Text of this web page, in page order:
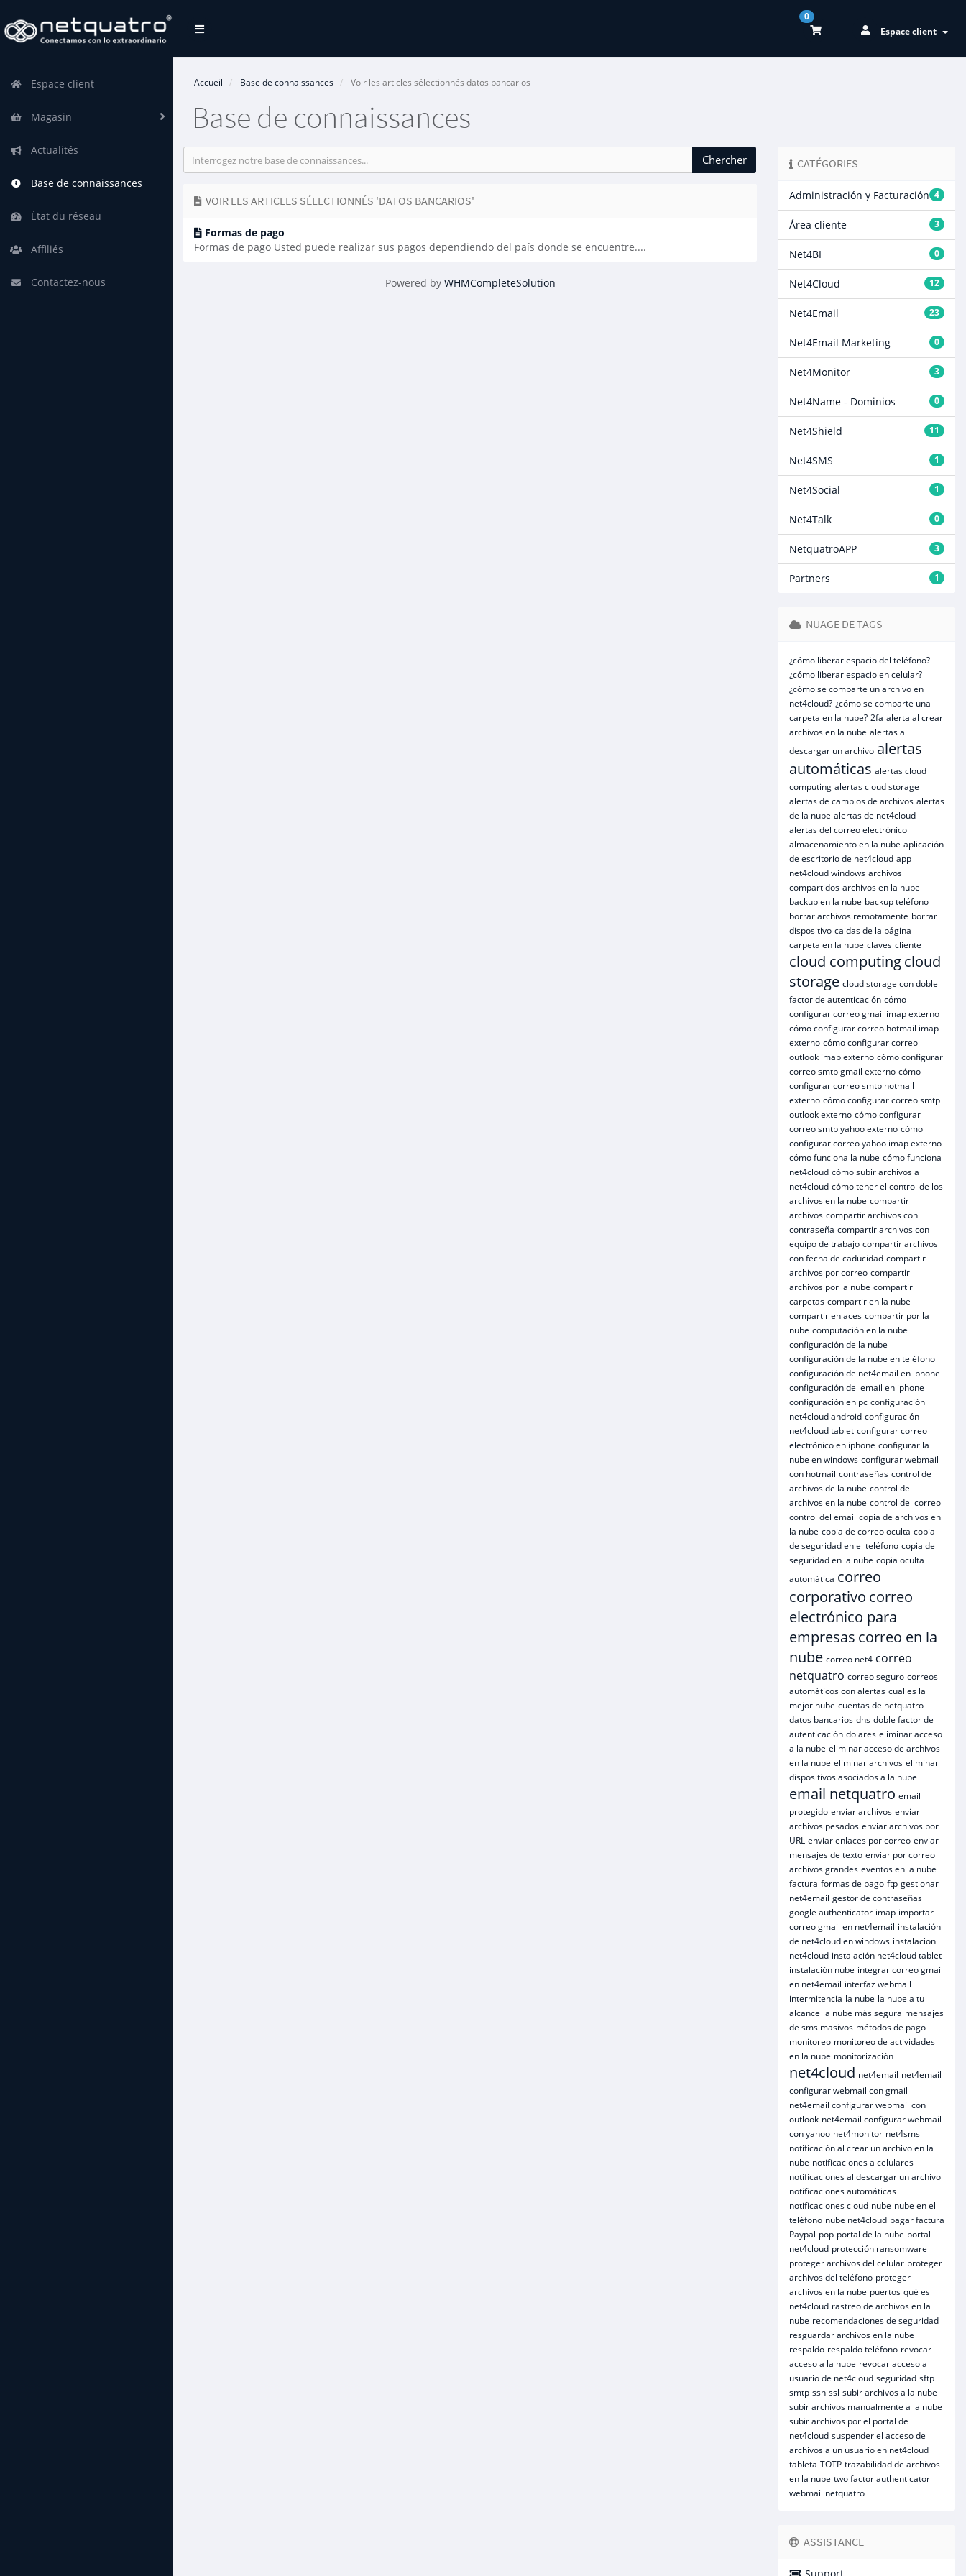
Basculer
navigation
0
Espace client
Espace client
Magasin
Actualités
Base de connaissances
État du réseau
Affiliés
Contactez-nous
Accueil Base de connaissances Voir les articles sélectionnés datos bancarios
Base de connaissances
CATÉGORIES
4
Administración y Facturación
3
Área cliente
0
Net4BI
12
Net4Cloud
23
Net4Email
0
Net4Email Marketing
3
Net4Monitor
0
Net4Name - Dominios
11
Net4Shield
1
Net4SMS
1
Net4Social
0
Net4Talk
3
NetquatroAPP
1
Partners
VOIR LES ARTICLES SÉLECTIONNÉS 'DATOS BANCARIOS'
Formas de pago
Formas de pago Usted puede realizar sus pagos dependiendo del país donde se encuentre....
Powered by WHMCompleteSolution
NUAGE DE TAGS
¿cómo liberar espacio del teléfono?
¿cómo liberar espacio en celular?
¿cómo se comparte un archivo en
net4cloud? ¿cómo se comparte una
carpeta en la nube? 2fa alerta al crear
archivos en la nube alertas al
descargar un archivo alertas
automáticas alertas cloud
computing alertas cloud storage
alertas de cambios de archivos alertas
de la nube alertas de net4cloud
alertas del correo electrónico
almacenamiento en la nube aplicación
de escritorio de net4cloud app
net4cloud windows archivos
compartidos archivos en la nube
backup en la nube backup teléfono
borrar archivos remotamente borrar
dispositivo caidas de la página
carpeta en la nube claves cliente
cloud computingcloud
storage cloud storage con doble
factor de autenticación cómo
configurar correo gmail imap externo
cómo configurar correo hotmail imap
externo cómo configurar correo
outlook imap externo cómo configurar
correo smtp gmail externo cómo
configurar correo smtp hotmail
externo cómo configurar correo smtp
outlook externo cómo configurar
correo smtp yahoo externo cómo
configurar correo yahoo imap externo
cómo funciona la nube cómo funciona
net4cloud cómo subir archivos a
net4cloud cómo tener el control de los
archivos en la nube compartir
archivos compartir archivos con
contraseña compartir archivos con
equipo de trabajo compartir archivos
con fecha de caducidad compartir
archivos por correo compartir
archivos por la nube compartir
carpetas compartir en la nube
compartir enlaces compartir por la
nube computación en la nube
configuración de la nube
configuración de la nube en teléfono
configuración de net4email en iphone
configuración del email en iphone
configuración en pc configuración
net4cloud android configuración
net4cloud tablet configurar correo
electrónico en iphone configurar la
nube en windows configurar webmail
con hotmail contraseñas control de
archivos de la nube control de
archivos en la nube control del correo
control del email copia de archivos en
la nube copia de correo oculta copia
de seguridad en el teléfono copia de
seguridad en la nube copia oculta
automática correo
corporativo correo
electrónico para
empresas correo en la
nube correo net4 correo
netquatro correo seguro correos
automáticos con alertas cual es la
mejor nube cuentas de netquatro
datos bancarios dns doble factor de
autenticación dolares eliminar acceso
a la nube eliminar acceso de archivos
en la nube eliminar archivos eliminar
dispositivos asociados a la nube
email netquatro email
protegido enviar archivos enviar
archivos pesados enviar archivos por
URL enviar enlaces por correo enviar
mensajes de texto enviar por correo
archivos grandes eventos en la nube
factura formas de pago ftp gestionar
net4email gestor de contraseñas
google authenticator imap importar
correo gmail en net4email instalación
de net4cloud en windows instalacion
net4cloud instalación net4cloud tablet
instalación nube integrar correo gmail
en net4email interfaz webmail
intermitencia la nube la nube a tu
alcance la nube más segura mensajes
de sms masivos métodos de pago
monitoreo monitoreo de actividades
en la nube monitorización
net4cloud net4email net4email
configurar webmail con gmail
net4email configurar webmail con
outlook net4email configurar webmail
con yahoo net4monitor net4sms
notificación al crear un archivo en la
nube notificaciones a celulares
notificaciones al descargar un archivo
notificaciones automáticas
notificaciones cloud nube nube en el
teléfono nube net4cloud pagar factura
Paypal pop portal de la nube portal
net4cloud protección ransomware
proteger archivos del celular proteger
archivos del teléfono proteger
archivos en la nube puertos qué es
net4cloud rastreo de archivos en la
nube recomendaciones de seguridad
resguardar archivos en la nube
respaldo respaldo teléfono revocar
acceso a la nube revocar acceso a
usuario de net4cloud seguridad sftp
smtp ssh ssl subir archivos a la nube
subir archivos manualmente a la nube
subir archivos por el portal de
net4cloud suspender el acceso de
archivos a un usuario en net4cloud
tableta TOTP trazabilidad de archivos
en la nube two factor authenticator
webmail netquatro
ASSISTANCE